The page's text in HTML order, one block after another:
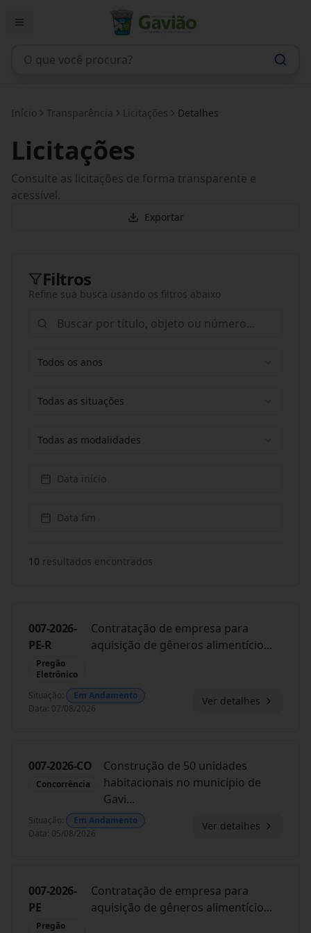
Início Transparência Licitações Detalhes
Licitações
Consulte as licitações de forma transparente e
acessível.
Exportar
Filtros
Refine sua busca usando os filtros abaixo
Todos os anos
Todas as situações
Todas as modalidades
Data início
Data fim
10 resultados encontrados
007-2026-
PE-R
Pregão
Eletrônico
Contratação de empresa para
aquisição de gêneros alimentício...
Situação:
Em Andamento
Data: 07/08/2026
Ver detalhes
007-2026-CO
Concorrência
Construção de 50 unidades
habitacionais no município de
Gavi...
Situação:
Em Andamento
Data: 05/08/2026
Ver detalhes
007-2026-
PE
Pregão
Contratação de empresa para
aquisição de gêneros alimentício...